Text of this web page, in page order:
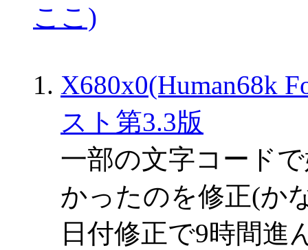
ここ)
X680x0(Human68k
スト第3.3版
一部の文字コード
かったのを修正(か
日付修正で9時間進